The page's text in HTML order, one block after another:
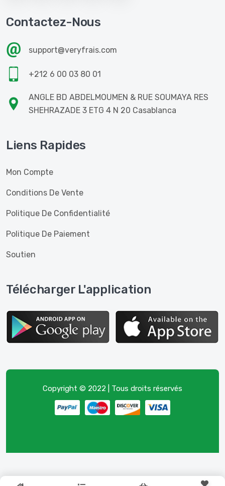
Contactez-Nous
support@veryfrais.com
+212 6 00 03 80 01
ANGLE BD ABDELMOUMEN & RUE SOUMAYA RES
SHEHRAZADE 3 ETG 4 N 20 Casablanca
Liens Rapides
Mon Compte
Conditions De Vente
Politique De Confidentialité
Politique De Paiement
Soutien
Télécharger L'application
Copyright © 2022 | Tous droits réservés